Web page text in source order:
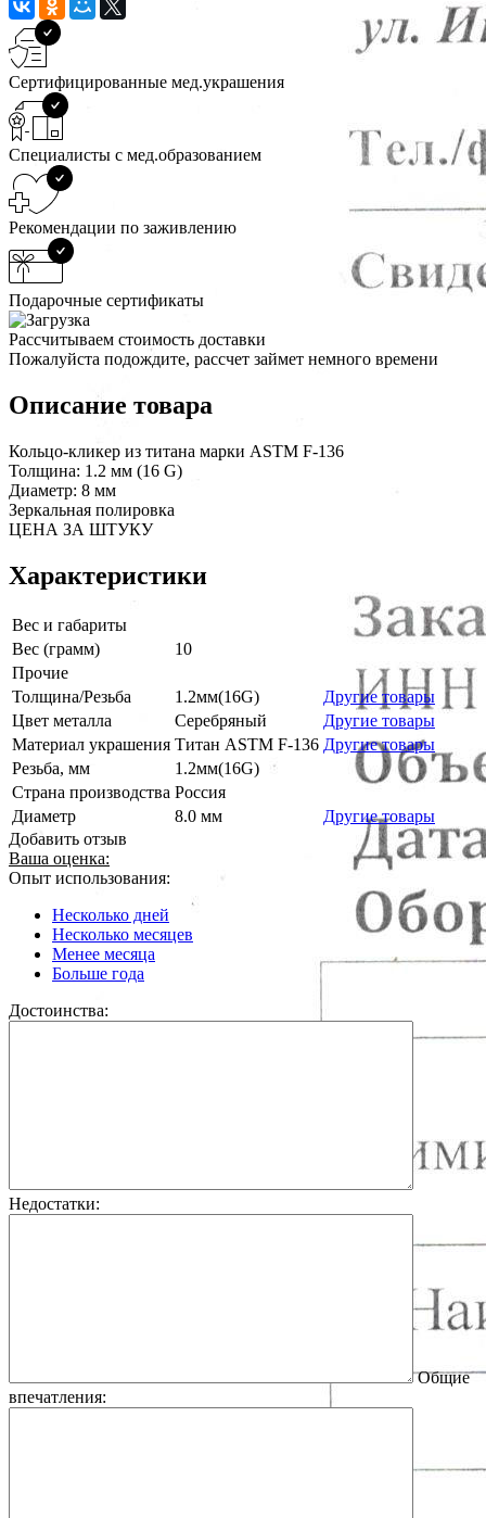
Сертифицированные мед.украшения
Специалисты с мед.образованием
Рекомендации по заживлению
Подарочные сертификаты
Рассчитываем стоимость доставки
Пожалуйста подождите, рассчет займет немного времени
Описание товара
Кольцо-кликер из титана марки ASTM F-136
Толщина: 1.2 мм (16 G)
Диаметр: 8 мм
Зеркальная полировка
ЦЕНА ЗА ШТУКУ
Характеристики
Вес и габариты
Вес (грамм)
10
Прочие
Толщина/Резьба
1.2мм(16G)
Другие товары
Цвет металла
Серебряный
Другие товары
Материал украшения Титан ASTM F-136 Другие товары
Резьба, мм
1.2мм(16G)
Страна производства Россия
Диаметр
8.0 мм
Другие товары
Добавить отзыв
Ваша оценка:
Опыт использования:
Несколько дней
Несколько месяцев
Менее месяца
Больше года
Достоинства:
Недостатки:
Общие
впечатления: